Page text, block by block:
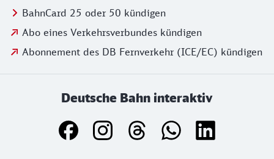
BahnCard 25 oder 50 kündigen
Abo eines Verkehrsverbundes kündigen
Abonnement des DB Fernverkehr (ICE/EC) kündigen
Deutsche Bahn interaktiv